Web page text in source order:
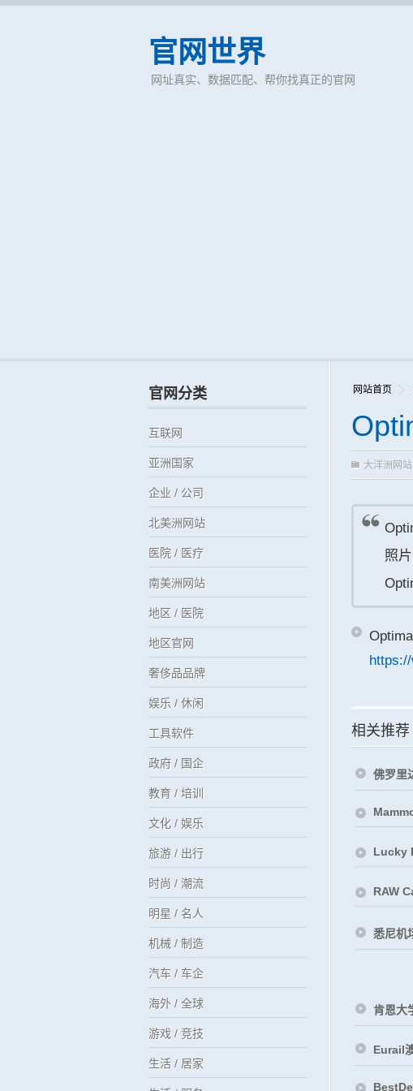
官网世界
网址真实、数据匹配、帮你找真正的官网
网站首页
大洋洲网站
照
相关推荐
佛罗里
Lucky
RAW
悉尼机
肯恩大
Eurail
官网分类
互联网
亚洲国家
企业 / 公司
北美洲网站
医院 / 医疗
南美洲网站
地区 / 医院
地区官网
奢侈品品牌
娱乐 / 休闲
工具软件
政府 / 国企
教育 / 培训
文化 / 娱乐
旅游 / 出行
时尚 / 潮流
明星 / 名人
机械 / 制造
汽车 / 车企
海外 / 全球
游戏 / 竞技
生活 / 居家